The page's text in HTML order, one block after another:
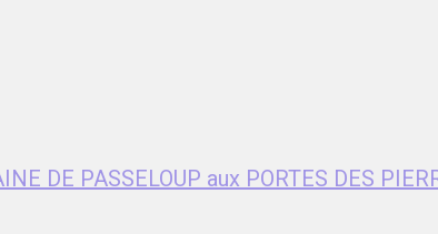
DE PASSELOUP aux PORTES DES